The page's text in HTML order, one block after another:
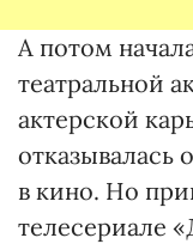
А потом
театральной
актерской
отказывалась
в кино. Но
телесериале